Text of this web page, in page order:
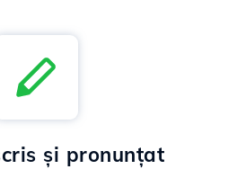
și pronunțat